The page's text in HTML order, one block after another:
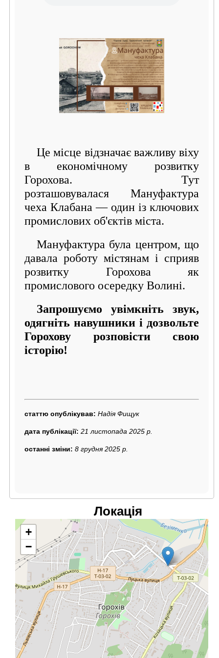
Це місце відзначає важливу віху
в економічному розвитку
Горохова. Тут
розташовувалася Мануфактура
чеха Клабана — один із ключових
промислових об'єктів міста.
Мануфактура була центром, що
давала роботу містянам і сприяв
розвитку Горохова як
промислового осередку Волині.
Запрошуємо увімкніть звук,
одягніть навушники і дозвольте
Горохову розповісти свою
історію!
статтю опублікував: Надія Фищук
дата публікації: 21 листопада 2025 р.
останні зміни: 8 грудня 2025 р.
Локація
+
−